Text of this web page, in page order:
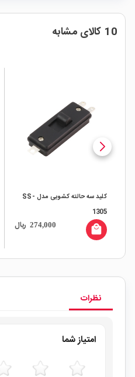
10 کالای مشابه
کلید سه حالته کشویی مدل SS-
1305
274,000 ریال local_mall
نظرات
امتیاز شما